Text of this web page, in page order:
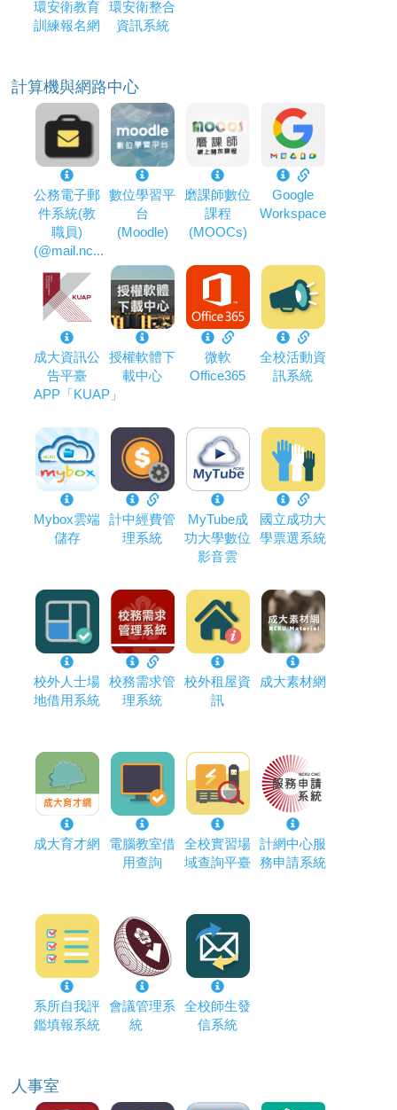
環安衛教育
訓練報名網
環安衛整合
資訊系統
計算機與網路中心
公務電子郵
件系統(教
職員)
(@mail.nc...
數位學習平
台
(Moodle)
磨課師數位
課程
(MOOCs)
Google
Workspace
成大資訊公
告平臺
APP「KUAP」
授權軟體下
載中心
微軟
Office365
全校活動資
訊系統
Mybox雲端
儲存
計中經費管
理系統
MyTube成
功大學數位
影音雲
國立成功大
學票選系統
校外人士場
地借用系統
校務需求管
理系統
校外租屋資
訊
成大素材網
成大育才網
電腦教室借
用查詢
全校實習場
域查詢平臺
計網中心服
務申請系統
系所自我評
鑑填報系統
會議管理系
統
全校師生發
信系統
人事室